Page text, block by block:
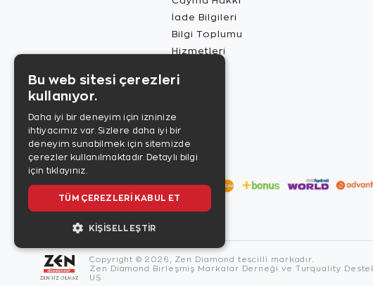
İade Bilgileri
Bilgi Toplumu
Hizmetleri
Copyright © 2026, Zen Diamond tescilli markadır.
Zen Diamond Birleşmiş Markalar Derneği ve Turquality
US
Bu web sitesi çerezleri
kullanıyor.
Daha iyi bir deneyim için izninize
ihtiyacımız var. Sizlere daha iyi bir
deneyim sunabilmek için sitemizde
çerezler kullanılmaktadır. Detaylı bilgi
için tıklayınız.
TÜM ÇEREZLERI KABUL ET
KIŞISELLEŞTIR